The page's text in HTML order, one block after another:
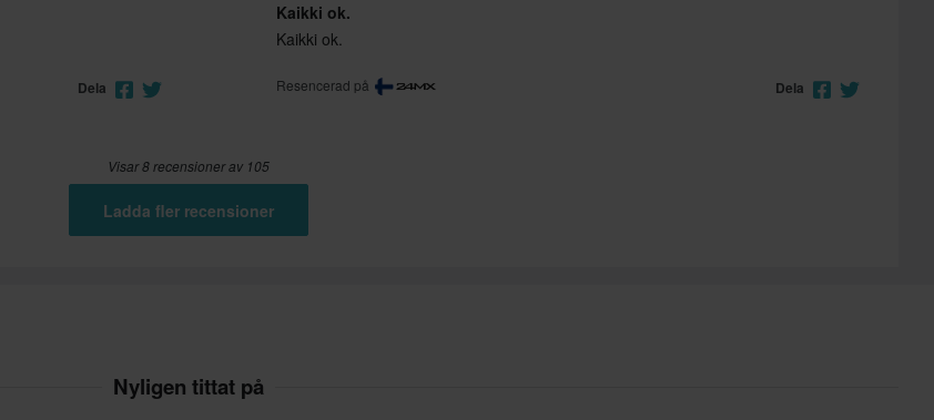
Dela
Kaikki ok.
Kaikki ok.
Resencerad på Dela
Visar 8 recensioner av 105
Ladda fler recensioner
Nyligen tittat på